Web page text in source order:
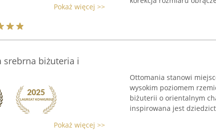
Pokaż więcej >>
biżuteria i
Pokaż więcej >>
Ottomania stanowi
wysokim poziomem
biżuterii o orientalnym
inspirowana jest